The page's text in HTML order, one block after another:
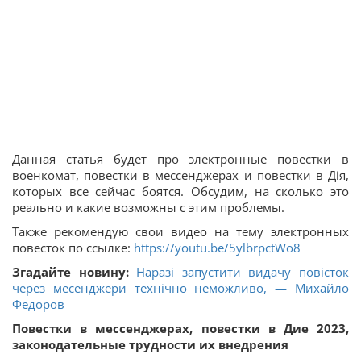
Данная статья будет про электронные повестки в
военкомат, повестки в мессенджерах и повестки в Дія,
которых все сейчас боятся. Обсудим, на сколько это
реально и какие возможны с этим проблемы.
Также рекомендую свои видео на тему электронных
повесток по ссылке: https://youtu.be/5ylbrpctWo8
Згадайте новину: Наразі запустити видачу повісток
через месенджери технічно неможливо, — Михайло
Федоров
Повестки в мессенджерах, повестки в Дие 2023,
законодательные трудности их внедрения